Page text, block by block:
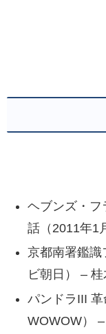
ヘブンズ・フ
話（2011年1
京都南署鑑識
ビ朝日） –
パンドラIII 革
WOWOW）